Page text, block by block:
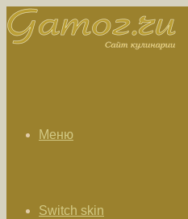
Меню
Switch skin